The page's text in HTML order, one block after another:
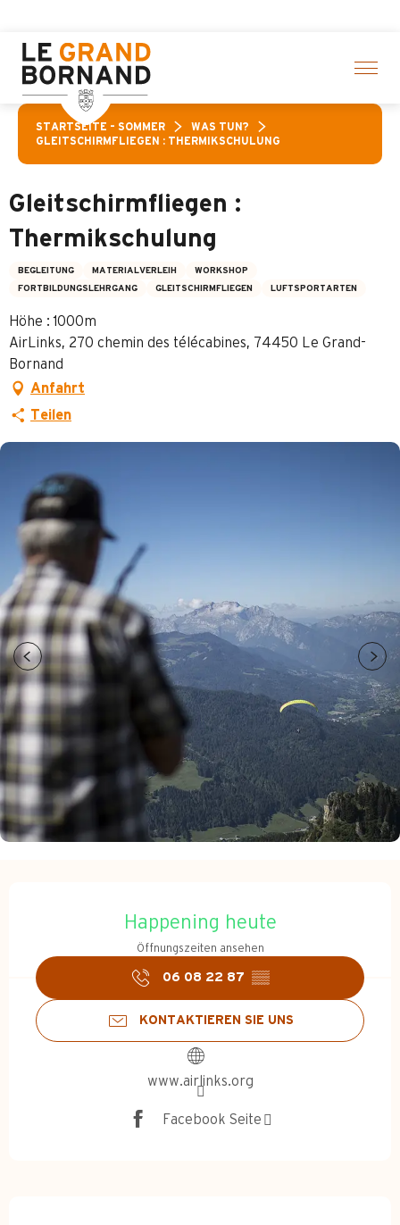
contenu
principal
STARTSEITE – SOMMER
WAS TUN?
GLEITSCHIRMFLIEGEN : THERMIKSCHULUNG
Gleitschirmfliegen :
Thermikschulung
BEGLEITUNG MATERIALVERLEIH
WORKSHOP
FORTBILDUNGSLEHRGANG
GLEITSCHIRMFLIEGEN LUFTSPORTARTEN
Höhe : 1000m
AirLinks, 270 chemin des télécabines, 74450 Le Grand-
Bornand
Anfahrt
Teilen
Happening heute
Öffnungszeiten ansehen
06 08 22 87 ▒▒
KONTAKTIEREN SIE UNS
www.airlinks.org
Facebook Seite